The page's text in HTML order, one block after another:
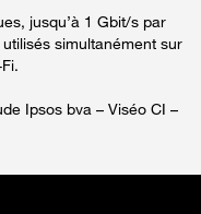
jusqu’à 1 Gbit/s par
simultanément sur
Ipsos bva – Viséo CI –